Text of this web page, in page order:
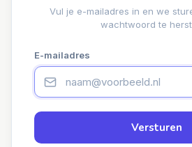
Vul je e-mailadres in en we
wachtwoord te
E-mailadres
Versturen